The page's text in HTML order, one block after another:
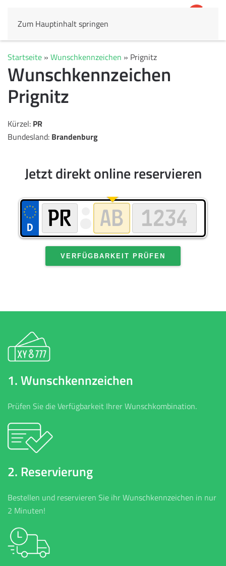
Zum Hauptinhalt springen
Startseite » Wunschkennzeichen » Prignitz
Wunschkennzeichen
Prignitz
Kürzel: PR
Bundesland: Brandenburg
Jetzt direkt online reservieren
VERFÜGBARKEIT PRÜFEN
1. Wunschkennzeichen
Prüfen Sie die Verfügbarkeit Ihrer Wunschkombination.
2. Reservierung
Bestellen und reservieren Sie ihr Wunschkennzeichen in nur
2 Minuten!